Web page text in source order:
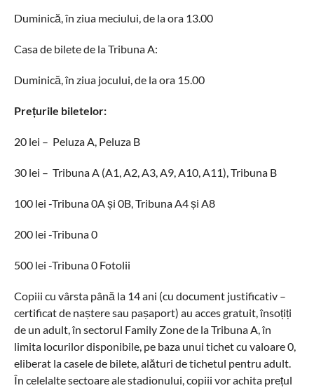
Duminică, în ziua meciului, de la ora 13.00
Casa de bilete de la Tribuna A:
Duminică, în ziua jocului, de la ora 15.00
Prețurile biletelor:
20 lei – Peluza A, Peluza B
30 lei – Tribuna A (A1, A2, A3, A9, A10, A11), Tribuna B
100 lei -Tribuna 0A și 0B, Tribuna A4 și A8
200 lei -Tribuna 0
500 lei -Tribuna 0 Fotolii
Copiii cu vârsta până la 14 ani (cu document justificativ –
certificat de naștere sau pașaport) au acces gratuit, însoțiți
de un adult, în sectorul Family Zone de la Tribuna A, în
limita locurilor disponibile, pe baza unui tichet cu valoare 0,
eliberat la casele de bilete, alături de tichetul pentru adult.
În celelalte sectoare ale stadionului, copiii vor achita prețul